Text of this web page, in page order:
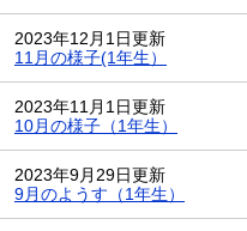
2023年12月1日更新
11月の様子(1年生）
2023年11月1日更新
10月の様子（1年生）
2023年9月29日更新
9月のようす（1年生）